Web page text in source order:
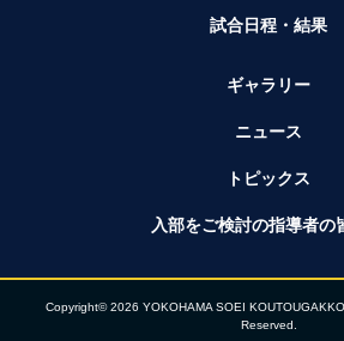
試合日程・結果
ギャラリー
ニュース
トピックス
入部をご検討の指導者の
Copyright© 2026 YOKOHAMA SOEI
Reserved.